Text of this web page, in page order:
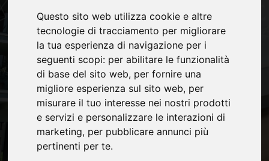
Questo sito web utilizza cookie e altre
tecnologie di tracciamento per migliorare
la tua esperienza di navigazione per i
seguenti scopi: per abilitare le funzionalità
di base del sito web, per fornire una
migliore esperienza sul sito web, per
misurare il tuo interesse nei nostri prodotti
e servizi e personalizzare le interazioni di
marketing, per pubblicare annunci più
pertinenti per te.